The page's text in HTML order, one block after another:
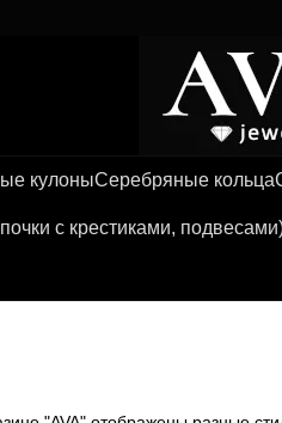
кулоныСеребряные кольца
с крестиками,